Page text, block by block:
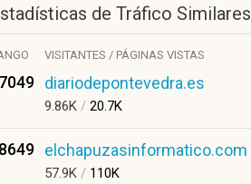
de Tráfico Similares
VISITANTES / PÁGINAS VISTAS
diariodepontevedra.es
9.86K / 20.7K
elchapuzasinformatico.com
57.9K / 110K